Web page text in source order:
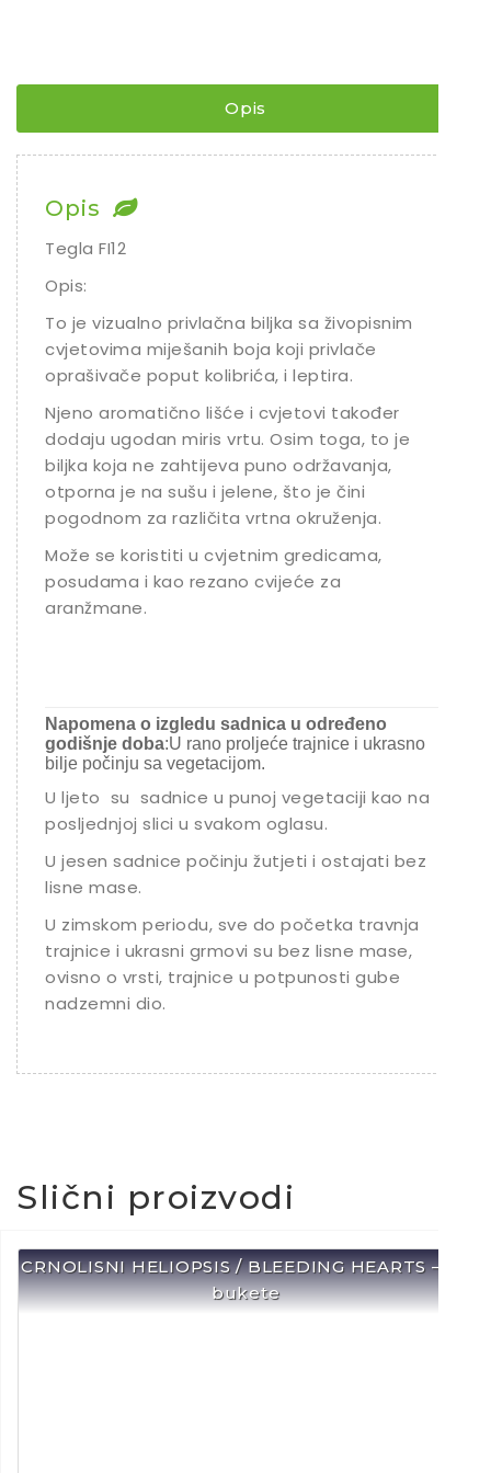
Ostalo sjeme
količina
Opis
Opis
Tegla FI12
Opis:
To je vizualno privlačna biljka sa živopisnim
cvjetovima miješanih boja koji privlače
oprašivače poput kolibrića, i leptira.
Njeno aromatično lišće i cvjetovi također
dodaju ugodan miris vrtu. Osim toga, to je
biljka koja ne zahtijeva puno održavanja,
otporna je na sušu i jelene, što je čini
pogodnom za različita vrtna okruženja.
Može se koristiti u cvjetnim gredicama,
posudama i kao rezano cvijeće za
aranžmane.
Napomena o izgledu sadnica u određeno
godišnje doba:U rano proljeće trajnice i ukrasno
bilje počinju sa vegetacijom.
U ljeto su sadnice u punoj vegetaciji kao na
posljednjoj slici u svakom oglasu.
U jesen sadnice počinju žutjeti i ostajati bez
lisne mase.
U zimskom periodu, sve do početka travnja
trajnice i ukrasni grmovi su bez lisne mase,
ovisno o vrsti, trajnice u potpunosti gube
nadzemni dio.
Slični proizvodi
CRNOLISNI HELIOPSIS / BLEEDING HEARTS – Za
bukete